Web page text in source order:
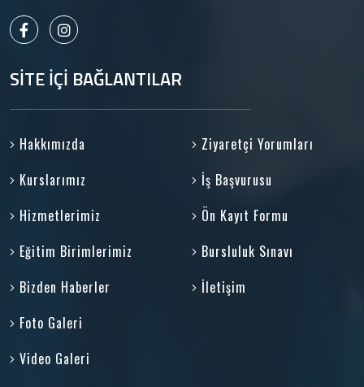
SİTE İÇİ BAĞLANTILAR
Hakkımızda
Kurslarımız
Hizmetlerimiz
Eğitim Birimlerimiz
Bizden Haberler
Foto Galeri
Video Galeri
Ziyaretçi Yorumları
İş Başvurusu
Ön Kayıt Formu
Bursluluk Sınavı
İletişim